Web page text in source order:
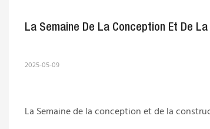
La Semaine De La Conception Et De
2025-05-09
La Semaine de la conception et de la